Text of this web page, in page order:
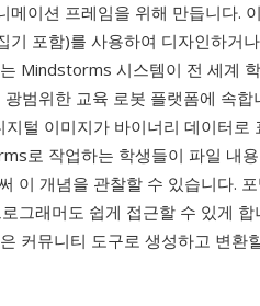
이션 프레임을 위해 만듭니다.
기 포함)를 사용하여 디자인하거
Mindstorms 시스템이 전 세계
범위한 교육 로봇 플랫폼에 속합
털 이미지가 바이너리 데이터로
로 작업하는 학생들이 파일 내
이 개념을 관찰할 수 있습니다.
그래머도 쉽게 접근할 수 있게 합
커뮤니티 도구로 생성하고 변환